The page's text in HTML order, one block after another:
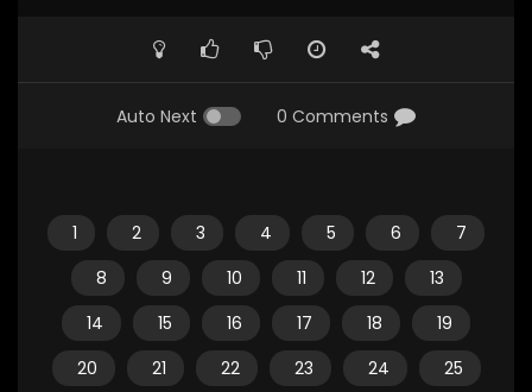
Auto Next 0 Comments
1 2 3 4 5 6
7
8
9 10 11 12
13
14
15 16 17 18
19
20
21 22 23 24
25